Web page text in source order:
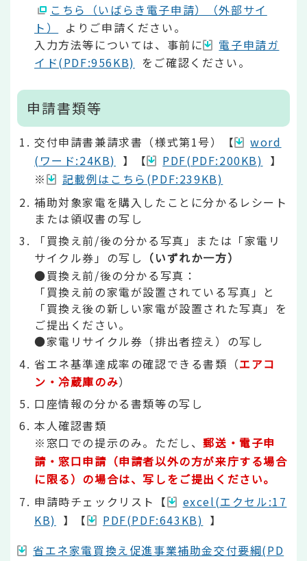
こちら（いばらき電子申請）（外部サイ
ト）
よりご申請ください。
入力方法等については、事前に
電子申請ガ
イド(PDF:956KB) をご確認ください。
申請書類等
交付申請書兼請求書（様式第1号）【
word
(ワード:24KB) 】【 PDF(PDF:200KB) 】
※
記載例はこちら(PDF:239KB)
補助対象家電を購入したことに分かるレシート
または領収書の写し
「買換え前/後の分かる写真」または「家電リ
サイクル券」の写し （いずれか一方）
●買換え前/後の分かる写真：
「買換え前の家電が設置されている写真」と
「買換え後の新しい家電が設置された写真」を
ご提出ください。
●家電リサイクル券（排出者控え）の写し
省エネ基準達成率の確認できる書類（エアコ
ン・冷蔵庫のみ）
口座情報の分かる書類等の写し
本人確認書類
※窓口での提示のみ。ただし、郵送・電子申
請・窓口申請（申請者以外の方が来庁する場合
に限る）の場合は、写しをご提出ください。
申請時チェックリスト【
excel(エクセル:17
KB) 】【 PDF(PDF:643KB) 】
省エネ家電買換え促進事業補助金交付要綱(PD